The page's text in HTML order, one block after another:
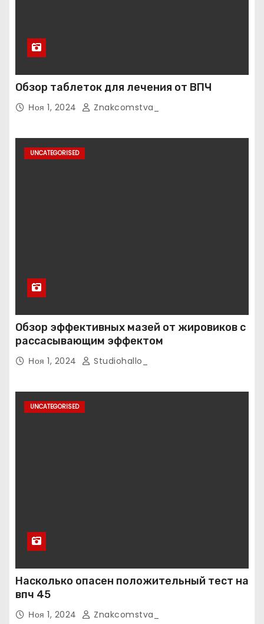
Обзор таблеток для лечения от ВПЧ
Ноя 1, 2024 Znakcomstva_
UNCATEGORISED
Обзор эффективных мазей от жировиков с
рассасывающим эффектом
Ноя 1, 2024 Studiohallo_
UNCATEGORISED
Насколько опасен положительный тест на
впч 45
Ноя 1, 2024 Znakcomstva_